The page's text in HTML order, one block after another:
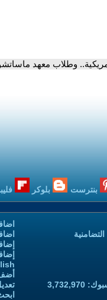
وطلاب معهد
بنترست بلوكر